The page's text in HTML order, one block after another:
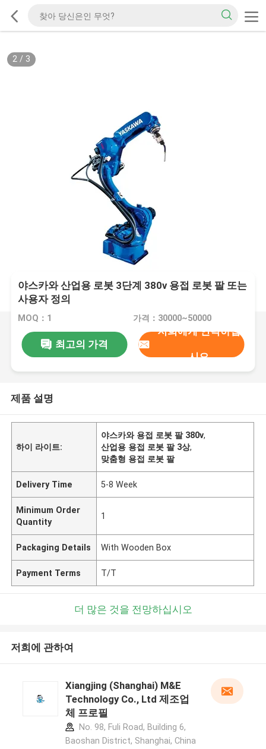
2/ 3
야스카와 산업용 로봇 3단계 380v 용접 로봇 팔 또는
사용자 정의
MOQ：1 가격：30000~50000
최고의 가격
저희에게 연락하십
시오
제품 설명
하이 라이트:
야스카와 용접 로봇 팔 380v,
산업용 용접 로봇 팔 3상,
맞춤형 용접 로봇 팔
Delivery Time 5-8 Week
Minimum Order
Quantity
1
Packaging Details With Wooden Box
Payment Terms T/T
더 많은 것을 전망하십시오
저희에 관하여
Xiangjing (Shanghai) M&E
Technology Co., Ltd 제조업
체 프로필
No. 98, Fuli Road, Building 6,
Baoshan District, Shanghai, China